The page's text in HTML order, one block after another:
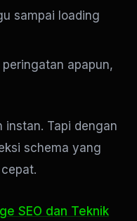
sampai loading
apapun,
instan. Tapi dengan
schema yang
SEO dan Teknik